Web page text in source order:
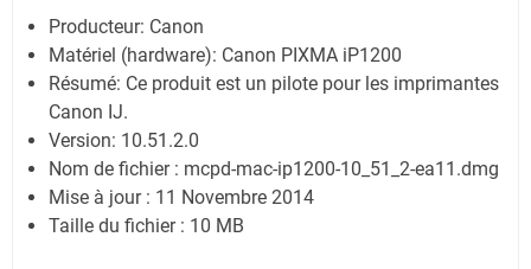
Producteur: Canon
Matériel (hardware): Canon PIXMA iP1200
Résumé: Ce produit est un pilote pour les imprimantes
Canon IJ.
Version: 10.51.2.0
Nom de fichier : mcpd-mac-ip1200-10_51_2-ea11.dmg
Mise à jour : 11 Novembre 2014
Taille du fichier : 10 MB